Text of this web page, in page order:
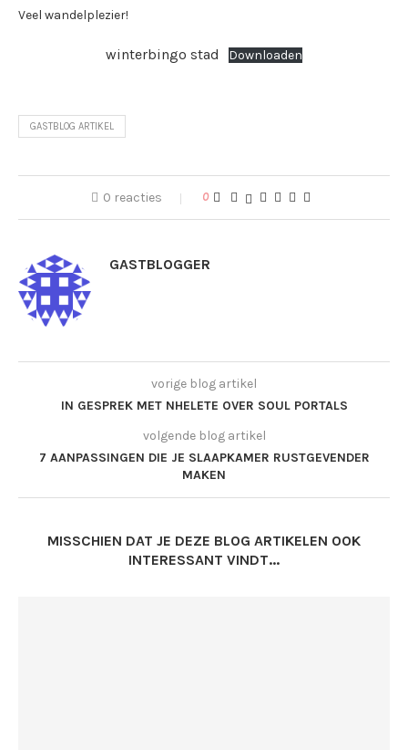
Veel wandelplezier!
winterbingo stad Downloaden
GASTBLOG ARTIKEL
0 reacties 0
GASTBLOGGER
vorige blog artikel
IN GESPREK MET NHELETE OVER SOUL PORTALS
volgende blog artikel
7 AANPASSINGEN DIE JE SLAAPKAMER RUSTGEVENDER
MAKEN
MISSCHIEN DAT JE DEZE BLOG ARTIKELEN OOK
INTERESSANT VINDT...